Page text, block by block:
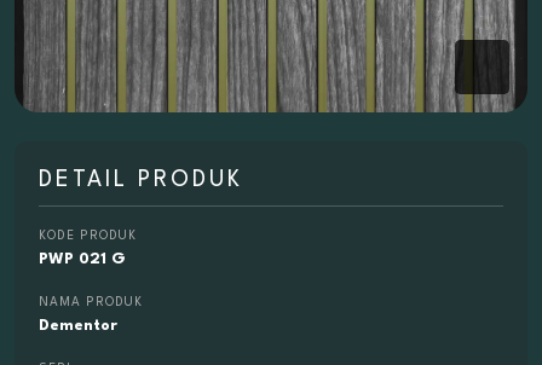
DETAIL PRODUK
KODE PRODUK
PWP 021 G
NAMA PRODUK
Dementor